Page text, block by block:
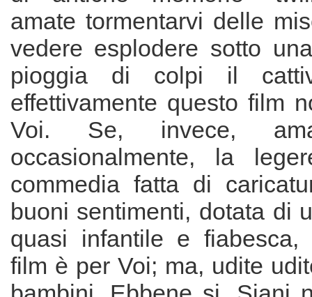
amate tormentarvi delle
vedere esplodere sotto
pioggia di colpi il
effettivamente questo film
Voi. Se, invece,
occasionalmente, la
commedia fatta di
buoni sentimenti, dotata di
quasi infantile e fiabesca,
film è per Voi; ma, udite